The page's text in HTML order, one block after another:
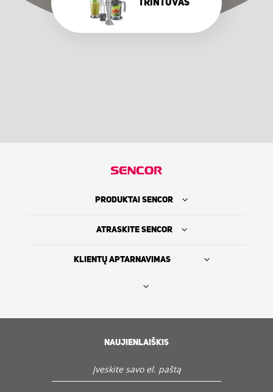
TRINTUVAS
PRODUKTAI SENCOR
ATRASKITE SENCOR
KLIENTŲ APTARNAVIMAS
NAUJIENLAIŠKIS